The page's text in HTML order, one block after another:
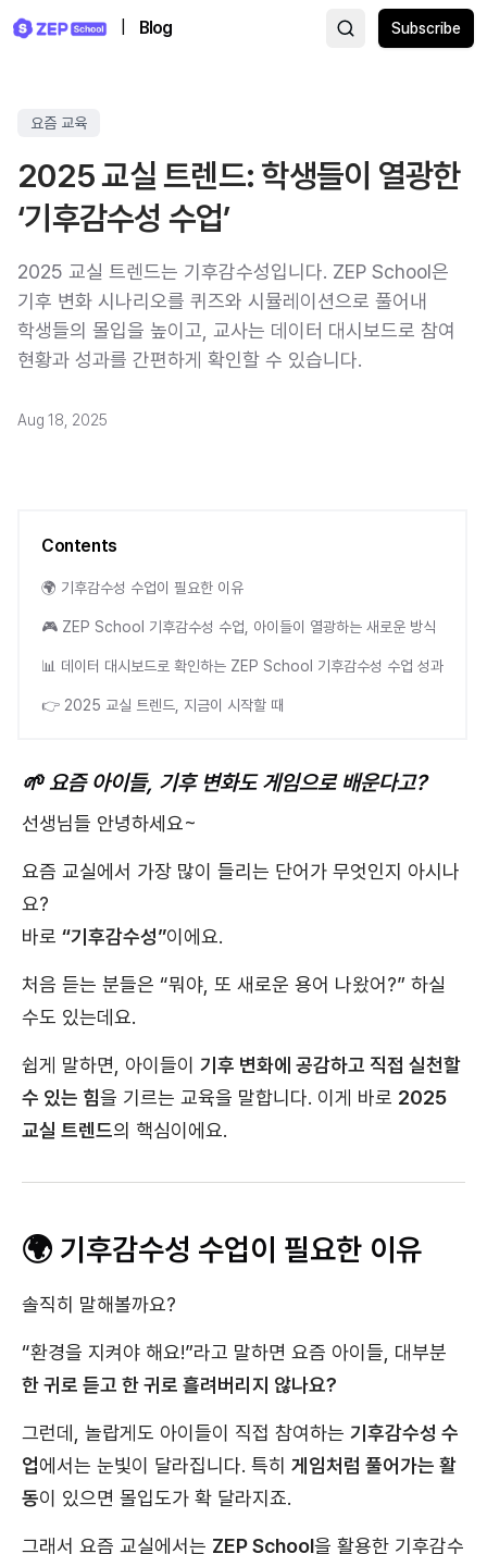
Blog Subscribe
요즘 교육
2025 교실 트렌드: 학생들이 열광한
‘기후감수성 수업’
2025 교실 트렌드는 기후감수성입니다. ZEP School은
기후 변화 시나리오를 퀴즈와 시뮬레이션으로 풀어내
학생들의 몰입을 높이고, 교사는 데이터 대시보드로 참여
현황과 성과를 간편하게 확인할 수 있습니다.
Aug 18, 2025
Contents
🌍 기후감수성 수업이 필요한 이유
🎮 ZEP School 기후감수성 수업, 아이들이 열광하는 새로운 방식
📊 데이터 대시보드로 확인하는 ZEP School 기후감수성 수업 성과
👉 2025 교실 트렌드, 지금이 시작할 때
🌱 요즘 아이들, 기후 변화도 게임으로 배운다고?
선생님들 안녕하세요~
요즘 교실에서 가장 많이 들리는 단어가 무엇인지 아시나
요?
바로 “기후감수성”이에요.
처음 듣는 분들은 “뭐야, 또 새로운 용어 나왔어?” 하실
수도 있는데요.
쉽게 말하면, 아이들이 기후 변화에 공감하고 직접 실천할
수 있는 힘을 기르는 교육을 말합니다. 이게 바로 2025
교실 트렌드의 핵심이에요.
🌍 기후감수성 수업이 필요한 이유
솔직히 말해볼까요?
“환경을 지켜야 해요!”라고 말하면 요즘 아이들, 대부분
한 귀로 듣고 한 귀로 흘려버리지 않나요?
그런데, 놀랍게도 아이들이 직접 참여하는 기후감수성 수
업에서는 눈빛이 달라집니다. 특히 게임처럼 풀어가는 활
동이 있으면 몰입도가 확 달라지죠.
그래서 요즘 교실에서는 ZEP School을 활용한 기후감수